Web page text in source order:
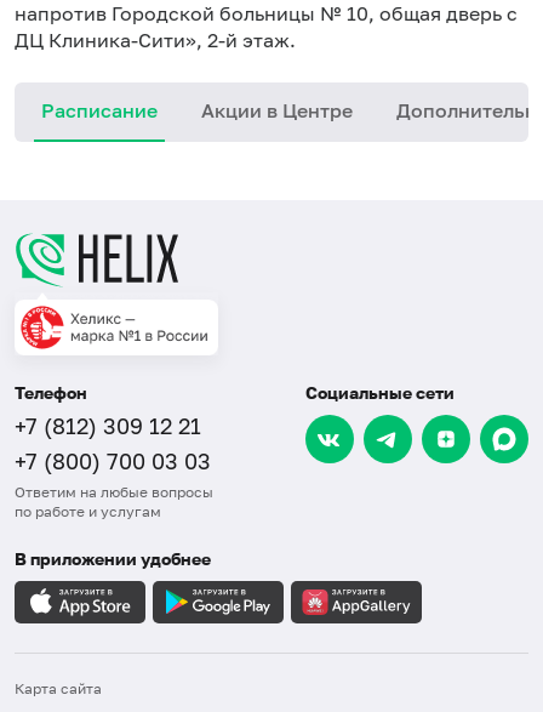
напротив Городской больницы № 10, общая дверь с
ДЦ Клиника-Сити», 2-й этаж.
Расписание Акции в Центре
Телефон
+7 (812) 309 12 21
+7 (800) 700 03 03
Ответим на любые вопросы
по работе и услугам
Социальные сети
В приложении удобнее
Карта сайта